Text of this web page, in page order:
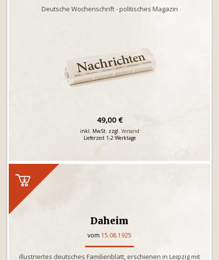
Deutsche Wochenschrift - politisches Magazin
49,00 €
inkl. MwSt. zzgl. Versand
Lieferzeit 1-2 Werktage
Daheim
vom 15.08.1925
illustriertes deutsches Familienblatt, erschienen in Leipzig mit